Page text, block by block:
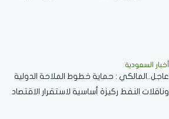
أخبار السعودية
عاجل..المالكي : حماية خطوط الملاحة الدولية
وناقلات النفط ركيزة أساسية لاستقرار الاقتصاد